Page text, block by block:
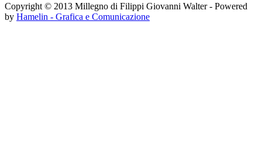
Copyright © 2013 Millegno di Filippi Giovanni Walter - Powered
by Hamelin - Grafica e Comunicazione